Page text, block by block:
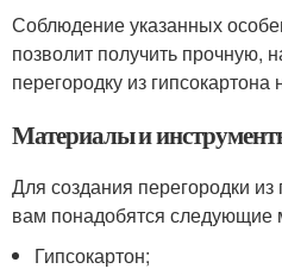
Соблюдение указанных
позволит получить прочную,
перегородку из гипсокартона
Материалы и
Для создания перегородки из
вам понадобятся следующие
Гипсокартон;